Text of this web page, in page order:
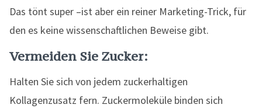
Das tönt super –ist aber ein reiner Marketing-Trick, für
den es keine wissenschaftlichen Beweise gibt.
Vermeiden Sie Zucker:
Halten Sie sich von jedem zuckerhaltigen
Kollagenzusatz fern. Zuckermoleküle binden sich